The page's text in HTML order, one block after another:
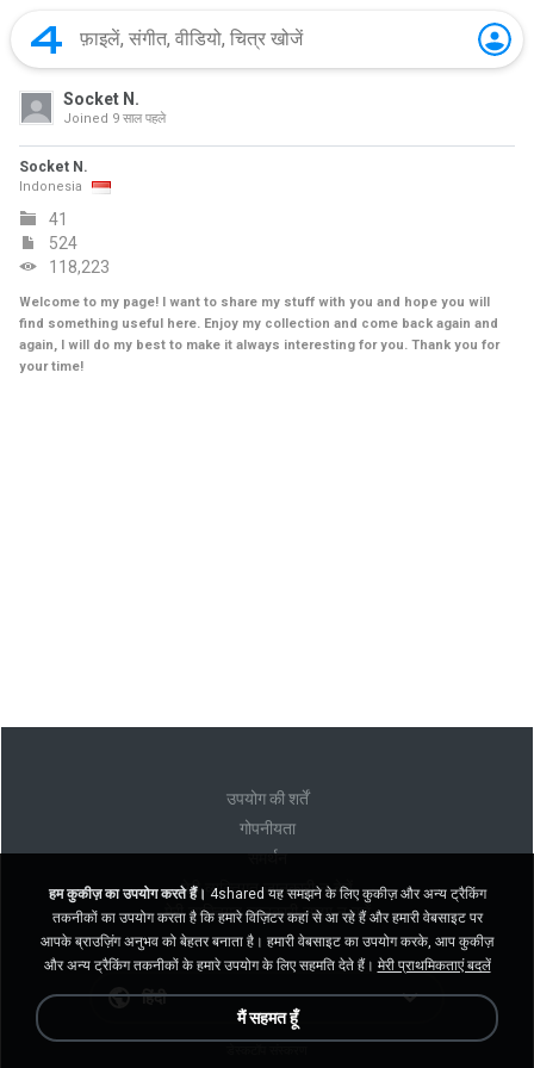
Socket N.
Joined 9 साल पहले
Socket N.
Indonesia
41
524
118,223
Welcome to my page! I want to share my stuff with you and hope you will
find something useful here. Enjoy my collection and come back again and
again, I will do my best to make it always interesting for you. Thank you for
your time!
उपयोग की शर्तें
गोपनीयता
समर्थन
मेरी व्यक्तिगत जानकारी न बेचें
मेरी व्यक्तिगत जानकारी साझा न करें
हिंदी
हम कुकीज़ का उपयोग करते हैं। 4shared यह समझने के लिए कुकीज़ और अन्य ट्रैकिंग
तकनीकों का उपयोग करता है कि हमारे विज़िटर कहां से आ रहे हैं और हमारी वेबसाइट पर
आपके ब्राउज़िंग अनुभव को बेहतर बनाता है। हमारी वेबसाइट का उपयोग करके, आप कुकीज़
और अन्य ट्रैकिंग तकनीकों के हमारे उपयोग के लिए सहमति देते हैं। मेरी प्राथमिकताएं बदलें
मैं सहमत हूँ